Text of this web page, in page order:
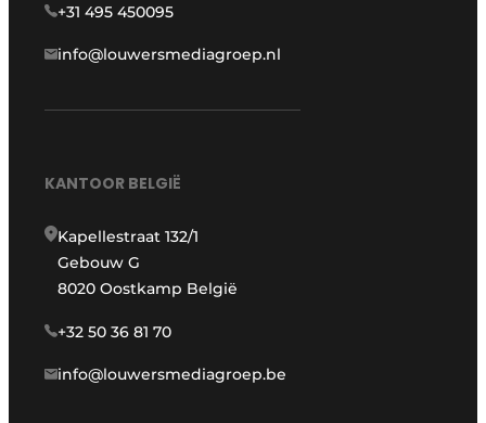
+31 495 450095
info@louwersmediagroep.nl
KANTOOR BELGIË
Kapellestraat 132/1
Gebouw G
8020 Oostkamp België
+32 50 36 81 70
info@louwersmediagroep.be